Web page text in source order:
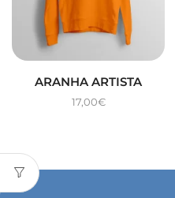
ARANHA ARTISTA
17,00€